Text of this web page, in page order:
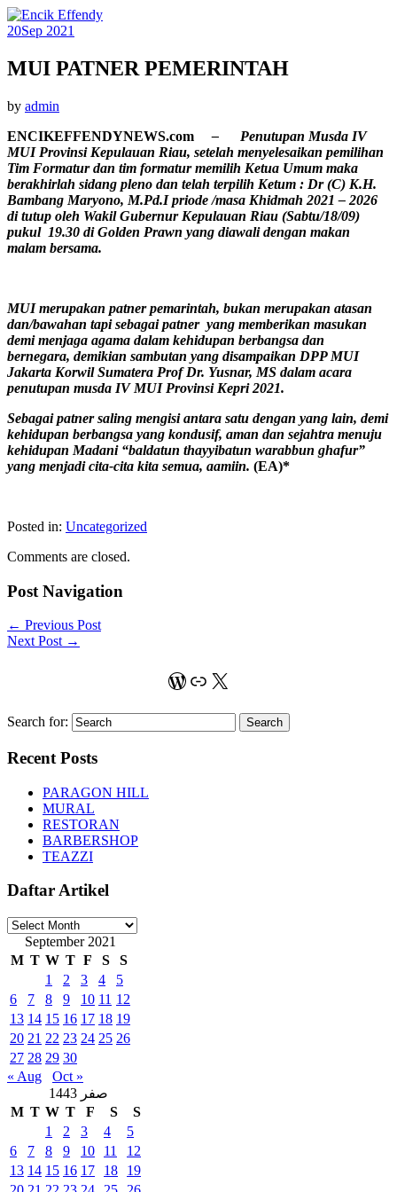
20Sep 2021
MUI PATNER PEMERINTAH
by admin
ENCIKEFFENDYNEWS.com– Penutupan Musda IV
MUI Provinsi Kepulauan Riau, setelah menyelesaikan pemilihan
Tim Formatur dan tim formatur memilih Ketua Umum maka
berakhirlah sidang pleno dan telah terpilih Ketum : Dr (C) K.H.
Bambang Maryono, M.Pd.I priode /masa Khidmah 2021 – 2026
di tutup oleh Wakil Gubernur Kepulauan Riau (Sabtu/18/09)
pukul 19.30 di Golden Prawn yang diawali dengan makan
malam bersama.
MUI merupakan patner pemarintah, bukan merupakan atasan
dan/bawahan tapi sebagai patner yang memberikan masukan
demi menjaga agama dalam kehidupan berbangsa dan
bernegara, demikian sambutan yang disampaikan DPP MUI
Jakarta Korwil Sumatera Prof Dr. Yusnar, MS dalam acara
penutupan musda IV MUI Provinsi Kepri 2021.
Sebagai patner saling mengisi antara satu dengan yang lain, demi
kehidupan berbangsa yang kondusif, aman dan sejahtra menuju
kehidupan Madani “baldatun thayyibatun warabbun ghafur”
yang menjadi cita-cita kita semua, aamiin. (EA)*
Posted in: Uncategorized
Comments are closed.
Post Navigation
← Previous Post
Next Post →
WordPress
Link
X
Search for:
Recent Posts
PARAGON HILL
MURAL
RESTORAN
BARBERSHOP
TEAZZI
Daftar Artikel
Daftar
Artikel
September 2021
M T W T F S
S
1
2 3 4
5
6
7 8 9 10 11 12
13 14 15 16 17 18 19
20 21 22 23 24 25 26
27 28 29 30
« Aug
Oct »
صفر 1443
M T W T F S
S
1
2 3 4
5
6
7 8 9 10 11
12
13 14 15 16 17 18
19